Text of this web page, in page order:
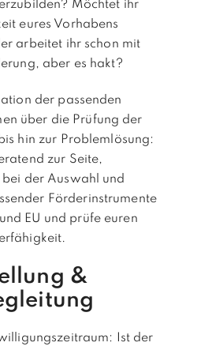
Möchtet ihr
eures Vorhabens
arbeitet ihr schon mit
aber es hakt?
der passenden
über die Prüfung der
hin zur Problemlösung:
zur Seite,
bei der Auswahl und
Förderinstrumente
EU und prüfe euren
&
Ist der